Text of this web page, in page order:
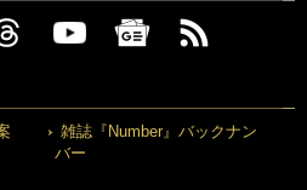
雑誌『Number』バックナン
バー